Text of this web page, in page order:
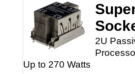
2U
Up to 270 Watts